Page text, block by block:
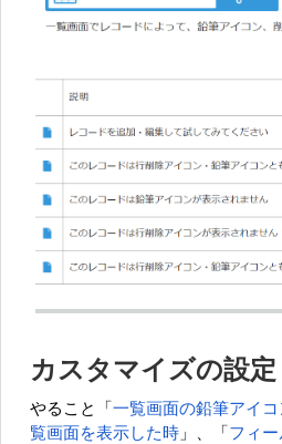
カスタマイズの設定
やること「 一覧画面の鉛筆アイコ
覧画面を表示した時 」、「 フィ